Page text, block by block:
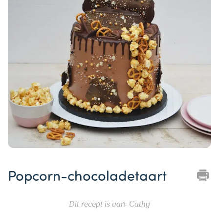
Popcorn-chocoladetaart
Dit recept is van: Cathy
of